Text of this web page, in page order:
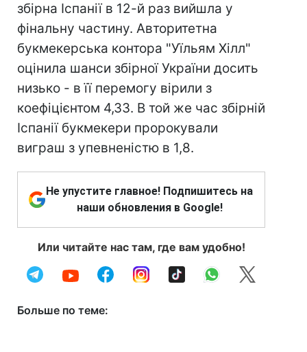
збірна Іспанії в 12-й раз вийшла у
фінальну частину. Авторитетна
букмекерська контора "Уїльям Хілл"
оцінила шанси збірної України досить
низько - в її перемогу вірили з
коефіцієнтом 4,33. В той же час збірній
Іспанії букмекери пророкували
виграш з упевненістю в 1,8.
Не упустите главное! Подпишитесь на
наши обновления в Google!
Или читайте нас там, где вам удобно!
Больше по теме: